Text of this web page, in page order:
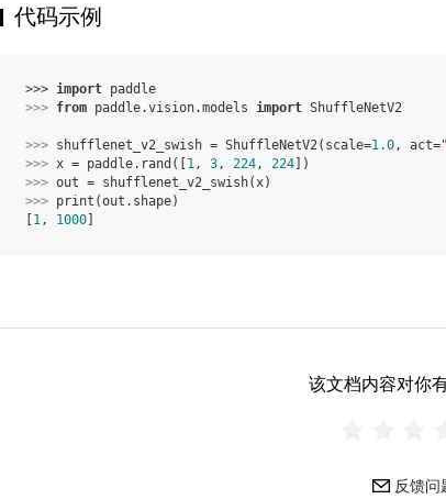
代码示例
>>> import paddle
>>> from paddle.vision.models import ShuffleNetV2
>>> shufflenet_v2_swish = ShuffleNetV2( scale=1.0, act=
>>> x = paddle. rand ([ 1, 3, 224, 224 ])
>>> out = shufflenet_v2_swish(x)
>>> print (out . shape)
1, 1000
该文档内容对你
反馈问